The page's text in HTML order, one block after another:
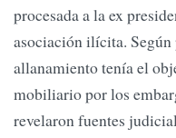
procesada a la ex
asociación ilícita.
allanamiento tenía el
mobiliario por los
revelaron fuentes